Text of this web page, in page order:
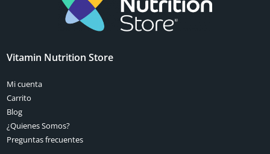
Vitamin Nutrition Store
Mi cuenta
Carrito
Blog
¿Quienes Somos?
Preguntas frecuentes